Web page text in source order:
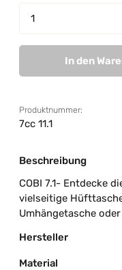
Produkt Anzahl:
In den
Produktnummer:
7cc 11.1
Beschreibung
COBI 7.1- Entdecke
vielseitige
Umhängetasche
Hersteller
Material